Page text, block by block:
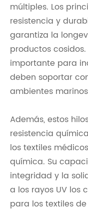
múltiples. Los
resistencia y
garantiza la
productos
importante para
deben soportar
ambientes
Además, estos
resistencia
los textiles
química. Su
integridad y la
a los rayos UV los
para los textiles